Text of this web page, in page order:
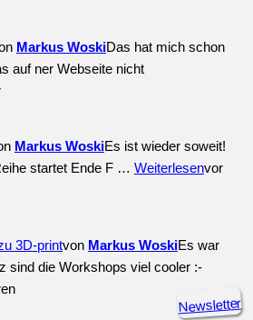
Markus WoskiDas hat mich schon
auf ner Webseite nicht
Markus WoskiEs ist wieder soweit!
startet Ende F … Weiterlesenvor
3D-printvon Markus WoskiEs war
sind die Workshops viel cooler :-
Newsletter